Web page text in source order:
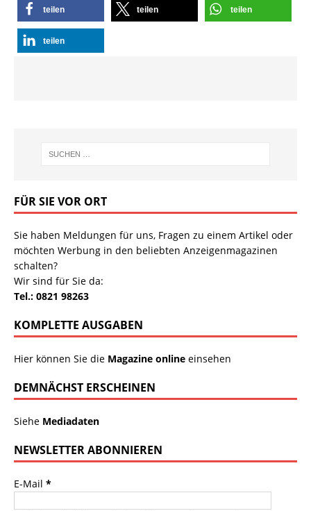
teilen teilen teilen
teilen
FÜR SIE VOR ORT
Sie haben Meldungen für uns, Fragen zu einem Artikel oder
möchten Werbung in den beliebten Anzeigenmagazinen
schalten?
Wir sind für Sie da:
Tel.: 0821 98263
KOMPLETTE AUSGABEN
Hier können Sie die Magazine online einsehen
DEMNÄCHST ERSCHEINEN
Siehe Mediadaten
NEWSLETTER ABONNIEREN
E-Mail *